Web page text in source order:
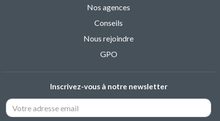
Nos agences
Conseils
Nous rejoindre
GPO
Inscrivez-vous à notre newsletter